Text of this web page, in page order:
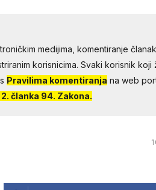
medijima, komentiranje
korisnicima. Svaki korisnik koji
Pravilima komentiranja na web
članka 94. Zakona.